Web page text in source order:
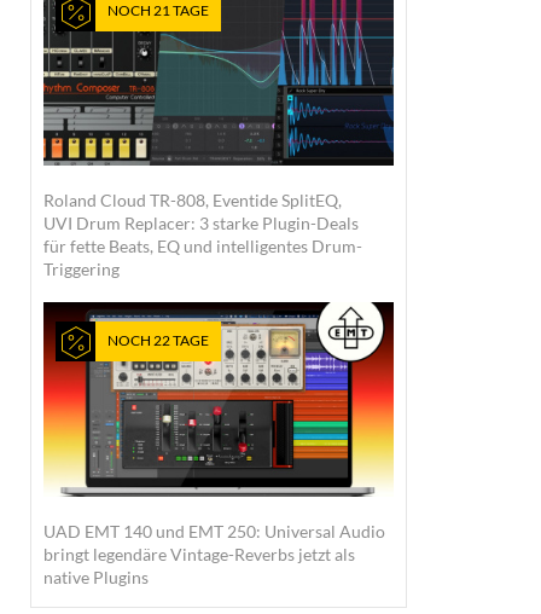
NOCH 21 TAGE
Roland Cloud TR-808, Eventide SplitEQ,
UVI Drum Replacer: 3 starke Plugin-Deals
für fette Beats, EQ und intelligentes Drum-
Triggering
NOCH 22 TAGE
UAD EMT 140 und EMT 250: Universal Audio
bringt legendäre Vintage-Reverbs jetzt als
native Plugins